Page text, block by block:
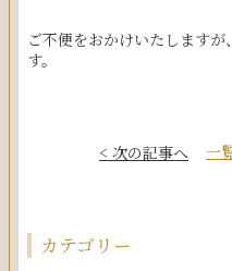
ご不便をおかけいたします
す。
< 次の記事へ 一
カテゴリー